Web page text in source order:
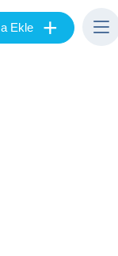
Ekle +